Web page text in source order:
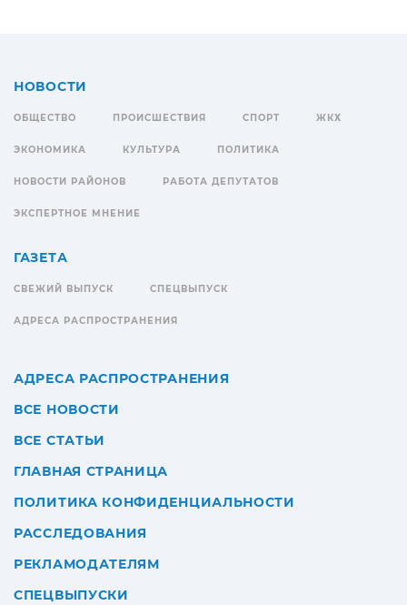
НОВОСТИ
ОБЩЕСТВО ПРОИСШЕСТВИЯ СПОРТ ЖКХ
ЭКОНОМИКА КУЛЬТУРА ПОЛИТИКА
НОВОСТИ РАЙОНОВ РАБОТА ДЕПУТАТОВ
ЭКСПЕРТНОЕ МНЕНИЕ
ГАЗЕТА
СВЕЖИЙ ВЫПУСК СПЕЦВЫПУСК
АДРЕСА РАСПРОСТРАНЕНИЯ
АДРЕСА РАСПРОСТРАНЕНИЯ
ВСЕ НОВОСТИ
ВСЕ СТАТЬИ
ГЛАВНАЯ СТРАНИЦА
ПОЛИТИКА КОНФИДЕНЦИАЛЬНОСТИ
РАССЛЕДОВАНИЯ
РЕКЛАМОДАТЕЛЯМ
СПЕЦВЫПУСКИ